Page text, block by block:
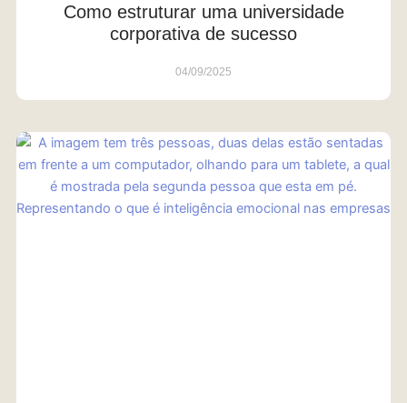
Como estruturar uma universidade
corporativa de sucesso
04/09/2025